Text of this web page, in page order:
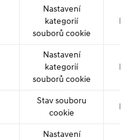
Nastavení
kategorií
souborů cookie
Nastavení
kategorií
souborů cookie
Stav souboru
cookie
Nastavení